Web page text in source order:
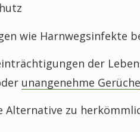
wie Harnwegsinfekte
der
unangenehme Gerüche
Alternative zu